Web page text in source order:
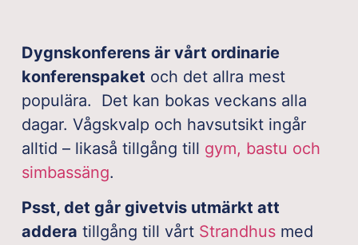
Dygnskonferens är vårt ordinarie
konferenspaket och det allra mest
populära. Det kan bokas veckans alla
dagar. Vågskvalp och havsutsikt ingår
alltid – likaså tillgång till gym, bastu och
simbassäng.
Psst, det går givetvis utmärkt att
addera tillgång till vårt Strandhus med